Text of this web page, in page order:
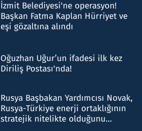
İzmit Belediyesi'ne operasyon!
Başkan Fatma Kaplan Hürriyet ve
eşi gözaltına alındı
Oğuzhan Uğur’un ifadesi ilk kez
Diriliş Postası'nda!
Rusya Başbakan Yardımcısı Novak,
Rusya-Türkiye enerji ortaklığının
stratejik nitelikte olduğunu